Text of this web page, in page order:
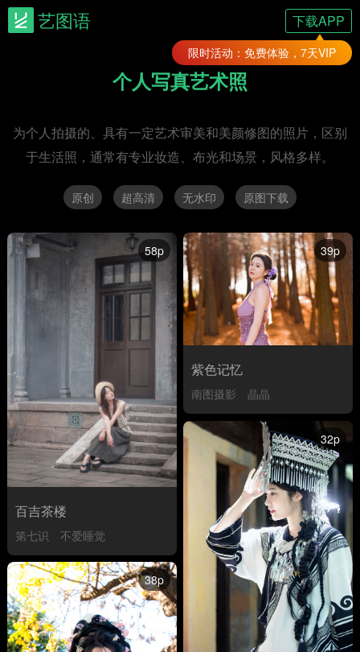
艺图语 下载APP
限时活动：免费体验，7天VIP
个人写真艺术照
为个人拍摄的、具有一定艺术审美和美颜修图的照片，区别
于生活照，通常有专业妆造、布光和场景，风格多样。
原创 超高清 无水印 原图下载
58p
百吉茶楼
第七识 不爱睡觉
39p
紫色记忆
南图摄影 晶晶
32p
38p